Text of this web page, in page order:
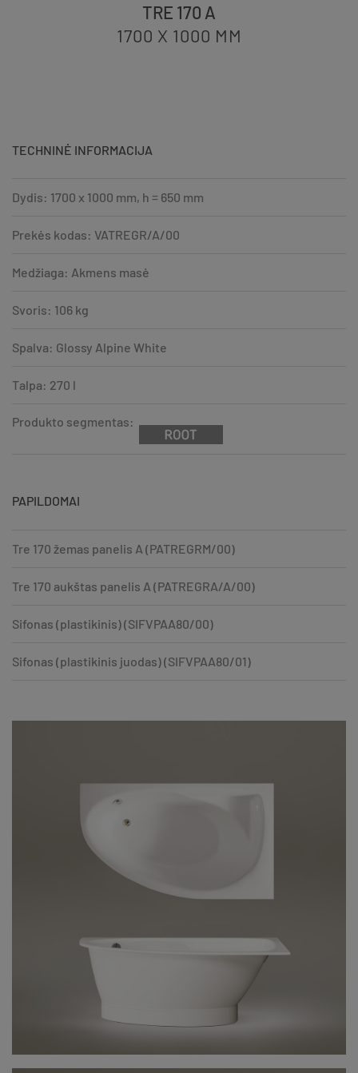
TRE 170 A
1700 X 1000 MM
TECHNINĖ INFORMACIJA
Dydis: 1700 x 1000 mm, h = 650 mm
Prekės kodas: VATREGR/A/00
Medžiaga: Akmens masė
Svoris: 106 kg
Spalva: Glossy Alpine White
Talpa: 270 l
Produkto segmentas:
PAPILDOMAI
Tre 170 žemas panelis A (PATREGRM/00)
Tre 170 aukštas panelis A (PATREGRA/A/00)
Sifonas (plastikinis) (SIFVPAA80/00)
Sifonas (plastikinis juodas) (SIFVPAA80/01)